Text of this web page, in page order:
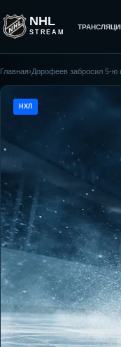
NHL
STREAM
Главная›Дорофеев забросил 5-ю
НХЛ